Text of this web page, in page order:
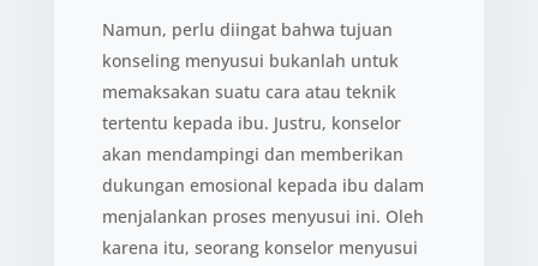
Namun, perlu diingat bahwa tujuan
konseling menyusui bukanlah untuk
memaksakan suatu cara atau teknik
tertentu kepada ibu. Justru, konselor
akan mendampingi dan memberikan
dukungan emosional kepada ibu dalam
menjalankan proses menyusui ini. Oleh
karena itu, seorang konselor menyusui